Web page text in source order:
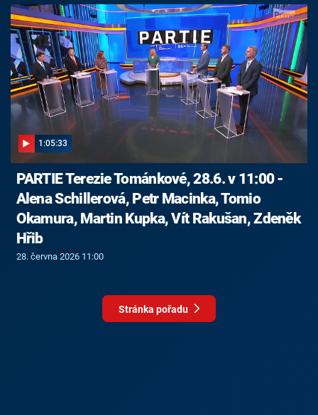
1:05:33
PARTIE Terezie Tománkové, 28.6. v 11:00 -
Alena Schillerová, Petr Macinka, Tomio
Okamura, Martin Kupka, Vít Rakušan, Zdeněk
Hřib
28. června 2026 11:00
Stránka pořadu